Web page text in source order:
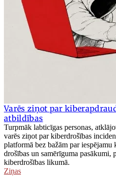
Varēs ziņot par
atbildības
Turpmāk labticīgas personas,
varēs ziņot par kiberdrošības
platformā bez bažām par
drošības un samērīguma pasākumi,
kiberdrošības likumā.
Ziņas